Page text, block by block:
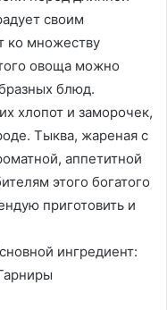
своим
ко множеству
овоща можно
блюд.
хлопот и заморочек,
Тыква, жареная с
аппетитной
этого богатого
приготовить и
ингредиент: